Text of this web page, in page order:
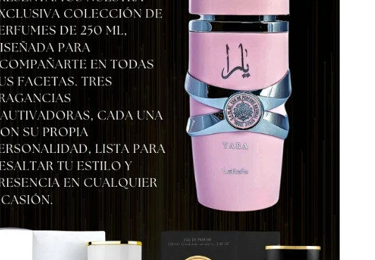
para confirmar los detalles de tu pedido.
¡En 2 a 3 días laborables recibirás tu pedido en la puerta
de tu casa!